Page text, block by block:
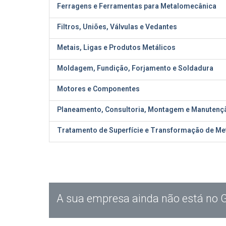
Ferragens e Ferramentas para Metalomecânica
Filtros, Uniões, Válvulas e Vedantes
Metais, Ligas e Produtos Metálicos
Moldagem, Fundição, Forjamento e Soldadura
Motores e Componentes
Planeamento, Consultoria, Montagem e
Tratamento de Superfície e Transformação de
A sua empresa ainda não está no